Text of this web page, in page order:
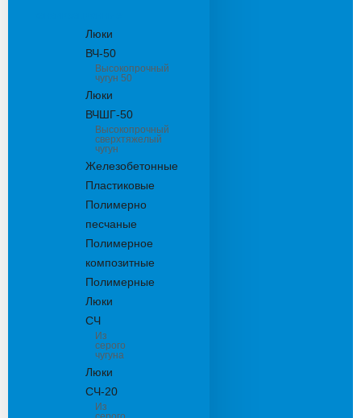
Люки
ВЧ-50
Высокопрочный
чугун 50
Люки
ВЧШГ-50
Высокопрочный
сверхтяжелый
чугун
Железобетонные
Пластиковые
Полимерно
песчаные
Полимерное
композитные
Полимерные
Люки
СЧ
Из
серого
чугуна
Люки
СЧ-20
Из